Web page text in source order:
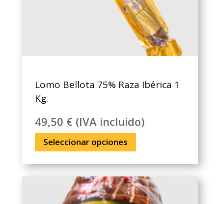
Lomo Bellota 75% Raza Ibérica 1
Kg.
49,50 € (IVA incluido)
Seleccionar opciones
producto
tiene
múltiples
variantes.
Las